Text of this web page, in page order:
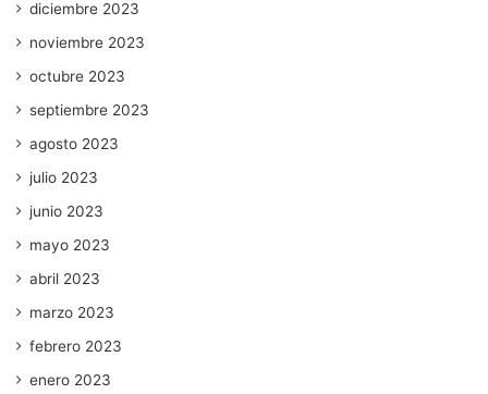
diciembre 2023
noviembre 2023
octubre 2023
septiembre 2023
agosto 2023
julio 2023
junio 2023
mayo 2023
abril 2023
marzo 2023
febrero 2023
enero 2023